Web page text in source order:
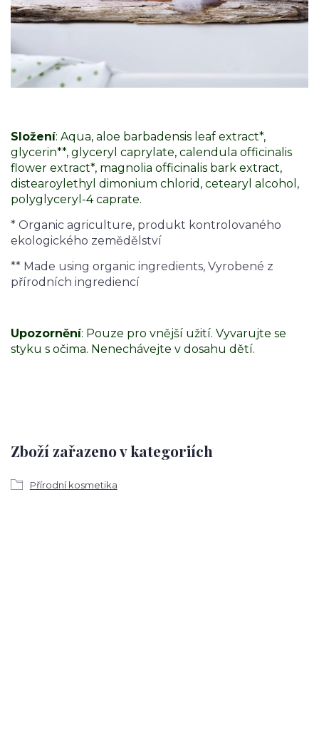
Složení: Aqua, aloe barbadensis leaf extract*,
glycerin**, glyceryl caprylate, calendula officinalis
flower extract*, magnolia officinalis bark extract,
distearoylethyl dimonium chlorid, cetearyl alcohol,
polyglyceryl-4 caprate.
* Organic agriculture, produkt kontrolovaného
ekologického zemědělství
** Made using organic ingredients, Vyrobené z
přírodních ingrediencí
Upozornění: Pouze pro vnější užití. Vyvarujte se
styku s očima. Nenechávejte v dosahu dětí.
Zboží zařazeno v kategoriích
Přírodní kosmetika